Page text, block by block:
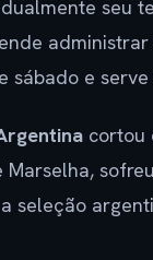
seu
sábado e
cortou
seleção